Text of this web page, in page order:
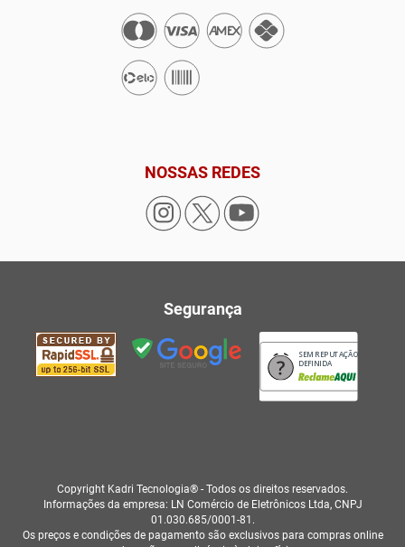
NOSSAS REDES
Segurança
SEM REPUTAÇÃO
DEFINIDA
Copyright Kadri Tecnologia® - Todos os direitos reservados.
Informações da empresa: LN Comércio de Eletrônicos Ltda, CNPJ
01.030.685/0001-81.
Os preços e condições de pagamento são exclusivos para compras online